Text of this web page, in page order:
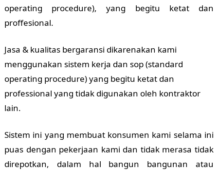
operating procedure), yang begitu ketat dan
proffesional.
Jasa & kualitas bergaransi dikarenakan kami
menggunakan sistem kerja dan sop (standard
operating procedure) yang begitu ketat dan
professional yang tidak digunakan oleh kontraktor
lain.
Sistem ini yang membuat konsumen kami selama ini
puas dengan pekerjaan kami dan tidak merasa tidak
direpotkan, dalam hal bangun bangunan atau